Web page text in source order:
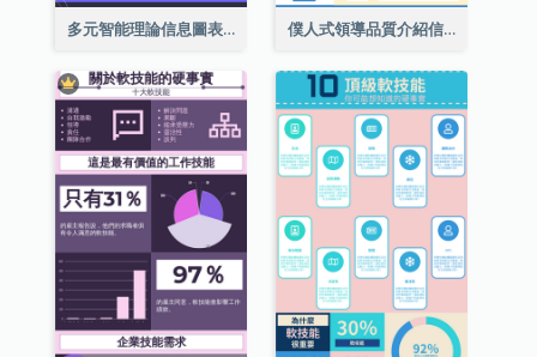
多元智能理論信息圖表 僕人式領導品質介紹信息圖表